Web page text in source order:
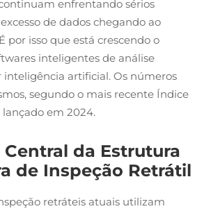
enfrentando sérios
de dados chegando ao
por isso que está crescendo o
inteligentes de análise
inteligência artificial. Os números
segundo o mais recente Índice
em 2024.
Central da Estrutura
de Inspeção Retrátil
retráteis atuais utilizam